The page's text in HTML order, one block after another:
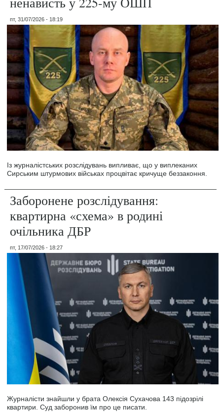
пт, 31/07/2026 - 18:19
Із журналістських розслідувань випливає, що у виплеканих
Сирським штурмових військах процвітає кричуще беззаконня.
Заборонене розслідування:
квартирна «схема» в родині
очільника ДБР
пт, 17/07/2026 - 18:27
Журналісти знайшли у брата Олексія Сухачова 143 підозрілі
квартири. Суд заборонив їм про це писати.